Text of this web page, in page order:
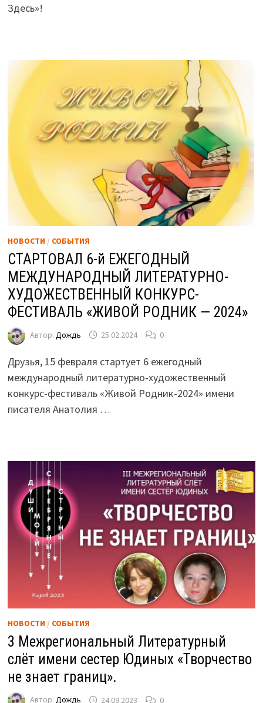
Здесь»!
НОВОСТИ/ СОБЫТИЯ
СТАРТОВАЛ 6-й ЕЖЕГОДНЫЙ
МЕЖДУНАРОДНЫЙ ЛИТЕРАТУРНО-
ХУДОЖЕСТВЕННЫЙ КОНКУРС-
ФЕСТИВАЛЬ «ЖИВОЙ РОДНИК — 2024»
Автор: Дождь 25.02.2024 0
Друзья, 15 февраля стартует 6 ежегодный
международный литературно-художественный
конкурс-фестиваль «Живой Родник-2024» имени
писателя Анатолия …
НОВОСТИ/ СОБЫТИЯ
3 Межрегиональный Литературный
слёт имени сестер Юдиных «Творчество
не знает границ».
Автор: Дождь 24.09.2023 0